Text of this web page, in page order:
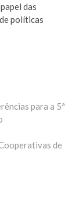
das
políticas
para a 5ª
de